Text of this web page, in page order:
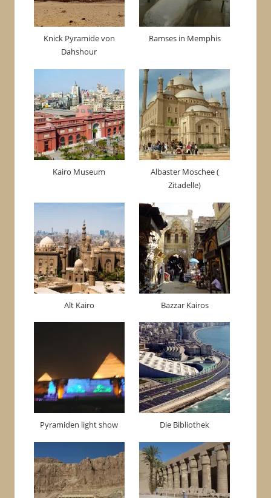
Knick Pyramide von
Dahshour
Ramses in Memphis
Kairo Museum
Albaster Moschee (
Zitadelle)
Alt Kairo Bazzar Kairos
Pyramiden light show Die Bibliothek